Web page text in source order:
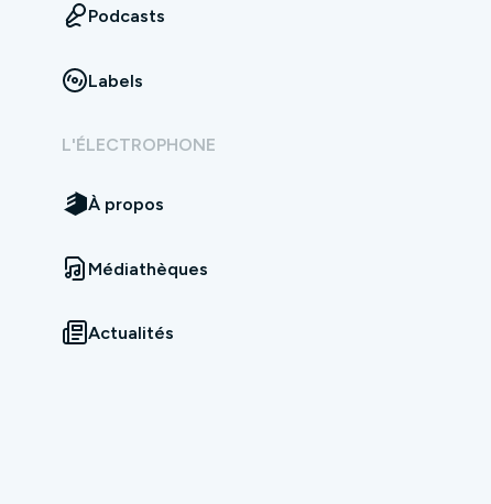
Podcasts
Labels
L'ÉLECTROPHONE
À propos
Médiathèques
Actualités